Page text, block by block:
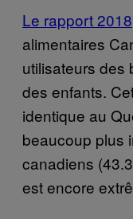
Le rapport 2018
alimentaires
utilisateurs des
des enfants.
identique au
beaucoup plus
canadiens
est encore